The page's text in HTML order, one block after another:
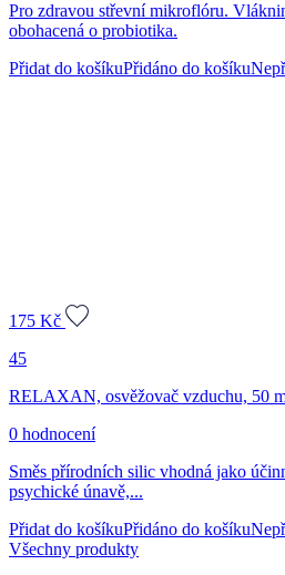
Pro zdravou střevní mikroflóru.
obohacená o probiotika.
Přidat do košíkuPřidáno do košíku
175 Kč
45
RELAXAN, osvěžovač vzduchu, 50
0 hodnocení
Směs přírodních silic vhodná jako
psychické únavě,...
Přidat do košíkuPřidáno do košíku
Všechny produkty